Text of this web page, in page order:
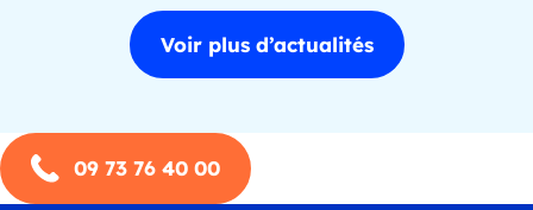
Voir plus d’actualités
09 73 76 40 00